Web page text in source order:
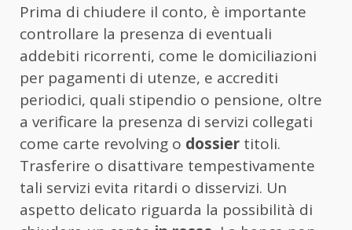
Prima di chiudere il conto, è importante
controllare la presenza di eventuali
addebiti ricorrenti, come le domiciliazioni
per pagamenti di utenze, e accrediti
periodici, quali stipendio o pensione, oltre
a verificare la presenza di servizi collegati
come carte revolving o dossier titoli.
Trasferire o disattivare tempestivamente
tali servizi evita ritardi o disservizi. Un
aspetto delicato riguarda la possibilità di